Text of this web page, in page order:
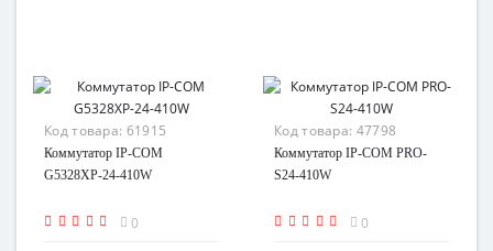
Код товара: 61915
Коммутатор IP-COM
G5328XP-24-410W
0
Код товара: 47798
Коммутатор IP-COM PRO-
S24-410W
0